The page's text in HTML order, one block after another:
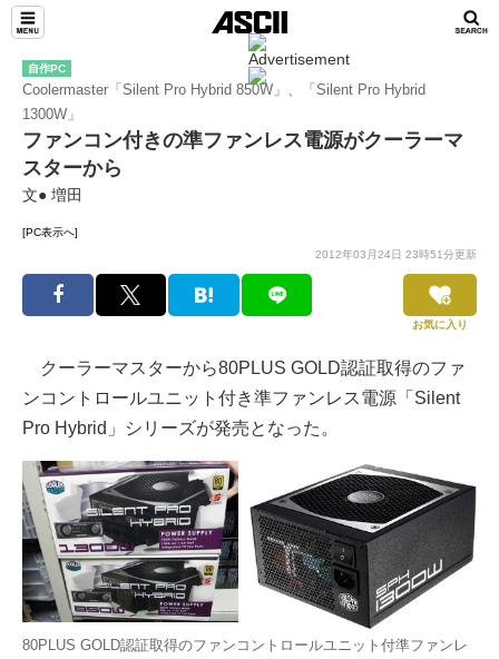
自作PC
Coolermaster「Silent Pro Hybrid 850W」、「Silent Pro Hybrid
1300W」
ファンコン付きの準ファンレス電源がクーラーマ
スターから
文● 増田
[PC表示へ]
2012年03月24日 23時51分更新
お気に入り
クーラーマスターから80PLUS GOLD認証取得のファ
ンコントロールユニット付き準ファンレス電源「Silent
Pro Hybrid」シリーズが発売となった。
80PLUS GOLD認証取得のファンコントロールユニット付準ファンレ